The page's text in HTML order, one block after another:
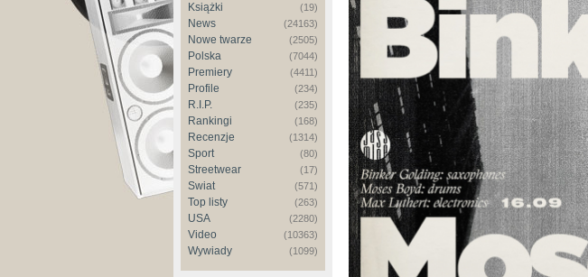
Książki (19)
News (24163)
Nowe twarze (2505)
Polska (7044)
Premiery (4411)
Profile (234)
R.I.P. (235)
Rankingi (168)
Recenzje (1314)
Sport (80)
Streetwear (17)
Świat (571)
Top listy (263)
USA (2280)
Video (10363)
Wywiady (1099)